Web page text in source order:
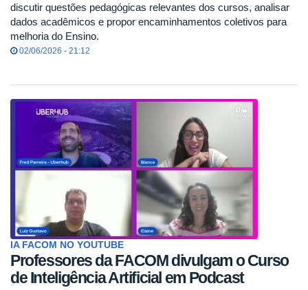
discutir questões pedagógicas relevantes dos cursos, analisar
dados acadêmicos e propor encaminhamentos coletivos para
melhoria do Ensino.
02/06/2026 - 21:12
IA FACOM NO YOUTUBE
Professores da FACOM divulgam o Curso
de Inteligência Artificial em Podcast